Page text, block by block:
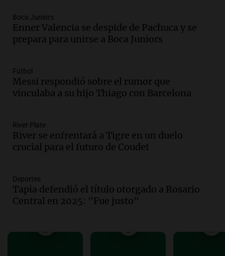
Viva la Radio
Episodios
Audio.
Tucumán enfrenta un equilibrio
consumo y recaudación
Panorama Federal
Episodios
Argentina cae y preocupa a economistas
en un contexto de crisis económica
Panorama Federal
Episodios
Altas Cumbres: peritos analizan
teléfono de Óscar González
Panorama Federal
Audio.Solicitan quiebra de Lebron
Boca Juniors
Enner Valencia se despide de Pachuca y se
prepara para unirse a Boca Juniors
Fútbol
Messi respondió sobre el rumor que
vinculaba a su hijo Thiago con Barcelona
River Plate
River se enfrentará a Tigre en un duelo
crucial para el futuro de Coudet
Deportes
Tapia defendió el título otorgado a Rosario
Central en 2025: "Fue justo"